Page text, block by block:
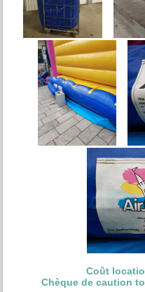
Coût
Chèque de caution